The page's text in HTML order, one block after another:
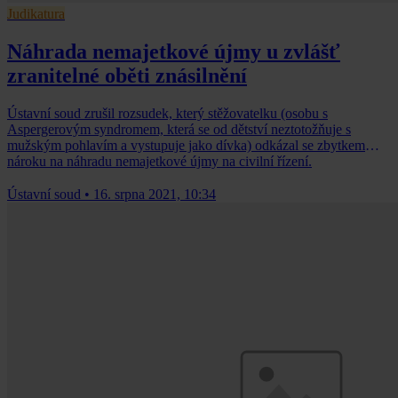
Judikatura
Náhrada nemajetkové újmy u zvlášť
zranitelné oběti znásilnění
Ústavní soud zrušil rozsudek, který stěžovatelku (osobu s
Aspergerovým syndromem, která se od dětství neztotožňuje s
mužským pohlavím a vystupuje jako dívka) odkázal se zbytkem
nároku na náhradu nemajetkové újmy na civilní řízení.
Ústavní soud • 16. srpna 2021, 10:34